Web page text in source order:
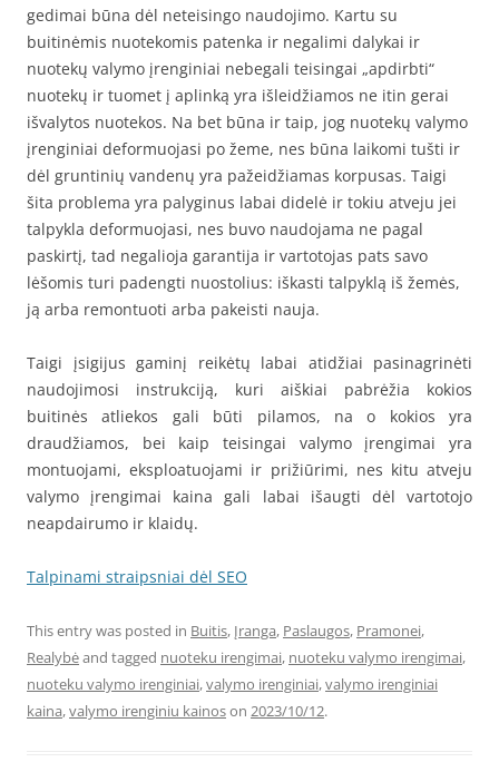
gedimai būna dėl neteisingo naudojimo. Kartu su
buitinėmis nuotekomis patenka ir negalimi dalykai ir
nuotekų valymo įrenginiai nebegali teisingai „apdirbti“
nuotekų ir tuomet į aplinką yra išleidžiamos ne itin gerai
išvalytos nuotekos. Na bet būna ir taip, jog nuotekų valymo
įrenginiai deformuojasi po žeme, nes būna laikomi tušti ir
dėl gruntinių vandenų yra pažeidžiamas korpusas. Taigi
šita problema yra palyginus labai didelė ir tokiu atveju jei
talpykla deformuojasi, nes buvo naudojama ne pagal
paskirtį, tad negalioja garantija ir vartotojas pats savo
lėšomis turi padengti nuostolius: iškasti talpyklą iš žemės,
ją arba remontuoti arba pakeisti nauja.
Taigi įsigijus gaminį reikėtų labai atidžiai pasinagrinėti
naudojimosi instrukciją, kuri aiškiai pabrėžia kokios
buitinės atliekos gali būti pilamos, na o kokios yra
draudžiamos, bei kaip teisingai valymo įrengimai yra
montuojami, eksploatuojami ir prižiūrimi, nes kitu atveju
valymo įrengimai kaina gali labai išaugti dėl vartotojo
neapdairumo ir klaidų.
Talpinami straipsniai dėl SEO
This entry was posted in Buitis, Įranga, Paslaugos, Pramonei,
Realybėand tagged nuoteku irengimai, nuoteku valymo irengimai,
nuoteku valymo irenginiai,valymo irenginiai,valymo irenginiai
kaina,valymo irenginiu kainoson 2023/10/12.